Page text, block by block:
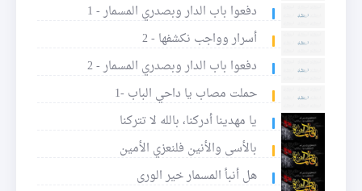
دفعوا باب الدار وبصدري المسمار - 1
أسرار وواجب نكشفها - 2
دفعوا باب الدار وبصدري المسمار - 2
حملت مصاب يا داحي الباب -1
يا مهدينا أدركنا، بالله لا تتركنا
بالأسى والأنين فلنعزي الأمين
هل أنبأ المسمار خير الورى